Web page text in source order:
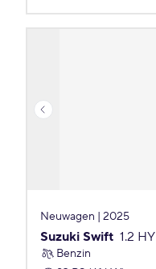
Neuwagen | 2025
Suzuki Swift 1.2
Benzin